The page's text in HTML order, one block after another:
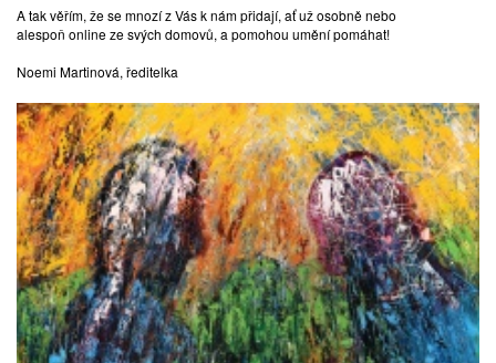
A tak věřím, že se mnozí z Vás k nám přidají, ať už osobně nebo
alespoň online ze svých domovů, a pomohou umění pomáhat!
Noemi Martinová, ředitelka